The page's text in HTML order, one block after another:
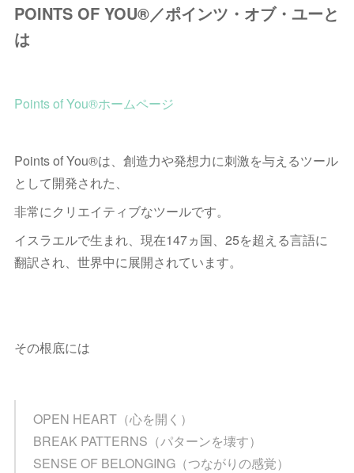
POINTS OF YOU®︎／ポインツ・オブ・ユーと
は
Points of You®ホームページ
Points of You®は、創造力や発想力に刺激を与えるツール
として開発された、
非常にクリエイティブなツールです。
イスラエルで生まれ、現在147ヵ国、25を超える言語に
翻訳され、世界中に展開されています。
その根底には
OPEN HEART（心を開く）
BREAK PATTERNS（パターンを壊す）
SENSE OF BELONGING（つながりの感覚）